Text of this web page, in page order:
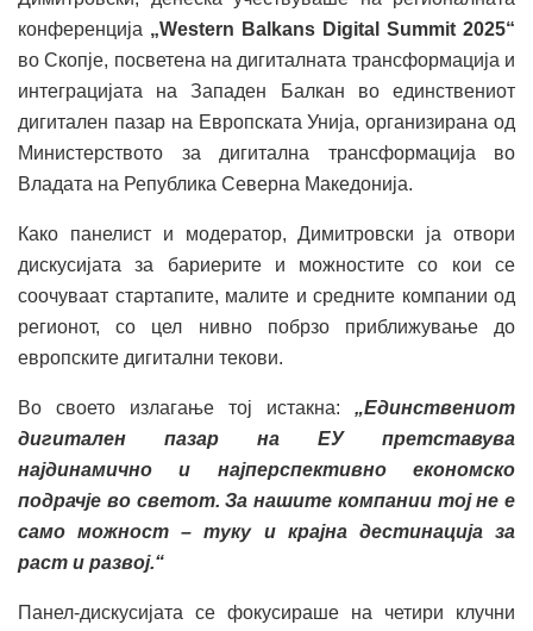
конференција „Western Balkans Digital Summit 2025“
во Скопје, посветена на дигиталната трансформација и
интеграцијата на Западен Балкан во eдинствениот
дигитален пазар на Европската Унија, организирана од
Министерството за дигитална трансформација во
Владата на Република Северна Македонија.
Како панелист и модератор, Димитровски ја отвори
дискусијата за бариерите и можностите со кои се
соочуваат стартапите, малите и средните компании од
регионот, со цел нивно побрзо приближување до
европските дигитални текови.
Во своето излагање тој истакна: „Единствениот
дигитален пазар на ЕУ претставува
најдинамично и најперспективно економско
подрачје во светот. За нашите компании тој не е
само можност – туку и крајна дестинација за
раст и развој.“
Панел-дискусијата се фокусираше на четири клучни